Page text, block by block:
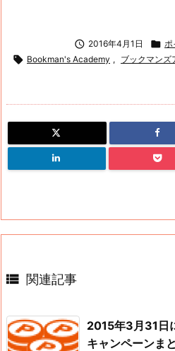
 2016年4月1日  ポ
 Bookman's Academy , ブックマンズ
 関連記事
2015年3月31日
キャンペーンま